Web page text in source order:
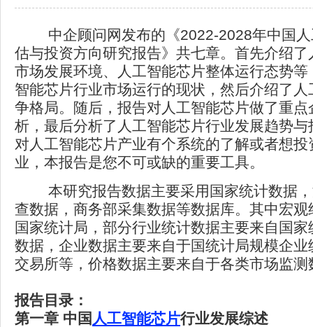
中企顾问网发布的《2022-2028年中国人
估与投资方向研究报告》共七章。首先介绍
市场发展环境、人工智能芯片整体运行态势
智能芯片行业市场运行的现状，然后介绍了
争格局。随后，报告对人工智能芯片做了重
析，最后分析了人工智能芯片行业发展趋势
对人工智能芯片产业有个系统的了解或者想
业，本报告是您不可或缺的重要工具。
本研究报告数据主要采用国家统计数据，
查数据，商务部采集数据等数据库。其中宏
国家统计局，部分行业统计数据主要来自国
数据，企业数据主要来自于国统计局规模企
交易所等，价格数据主要来自于各类市场监测
报告目录：
第一章 中国 人工智能芯片行业发展综述